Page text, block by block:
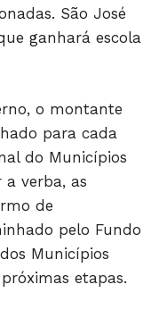
São José
ganhará escola
o montante
para cada
do Municípios
a verba, as
de
pelo Fundo
Municípios
etapas.